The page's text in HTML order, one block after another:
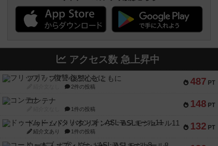
アクセス数 急上昇中
487 PT
フリップ７：復讐心とともに
2件の投稿
148 PT
コンテナ
1件の投稿
132 PT
ドゥームド・バタリオンズ：ASLモジュール11
紹介文あり 1件の投稿